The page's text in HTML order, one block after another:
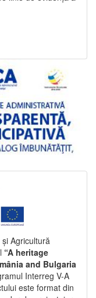
Agricultură
“A heritage
and Bulgaria
Interreg V-A
este format din